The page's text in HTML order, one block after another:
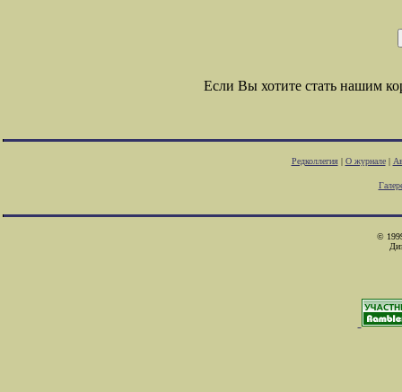
Если Вы хотите стать нашим
Редколлегия| О журнале|
©